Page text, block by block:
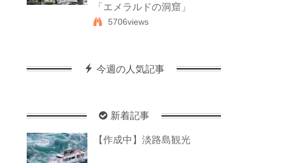
「エメラルドの洞窟」
5706views
今週の人気記事
新着記事
【作成中】淡路島観光